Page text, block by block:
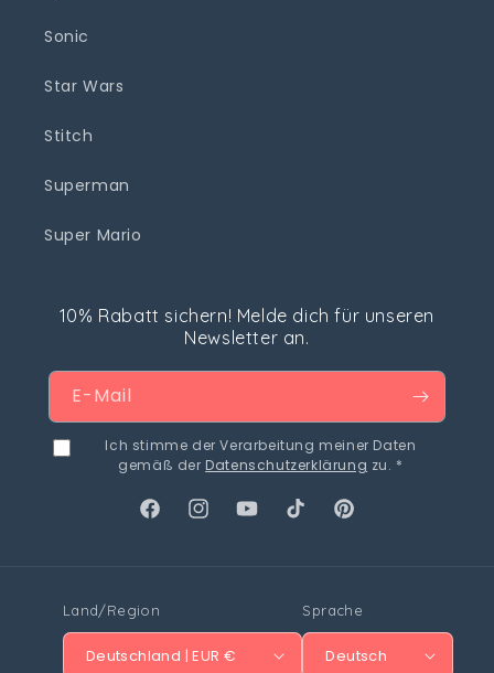
Sonic
Star Wars
Stitch
Superman
Super Mario
10% Rabatt sichern! Melde dich für unseren
Newsletter an.
E-Mail
Ich stimme der Verarbeitung meiner Daten
gemäß der Datenschutzerklärung zu. *
FacebookInstagramYouTubeTikTok Pinterest
Land/Region
Deutschland | EUR €
Sprache
Deutsch